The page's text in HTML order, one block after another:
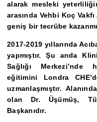
alarak mesleki
arasında Vehbi Koç
geniş bir tecrübe
2017-2019 yıllarında
yapmıştır. Şu anda
Sağlığı Merkezi’nde
eğitimini Londra
uzmanlaşmıştır.
olan Dr. Üşümüş,
Başkanıdır.